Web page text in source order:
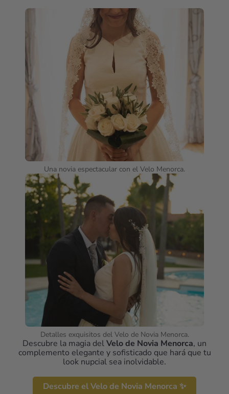
Una novia espectacular con el Velo Menorca.
Detalles exquisitos del Velo de Novia Menorca.
Descubre la magia delVelo de Novia Menorca, un
complemento elegante y sofisticado que hará que tu
look nupcial sea inolvidable.
Descubre el Velo de Novia Menorca ✨